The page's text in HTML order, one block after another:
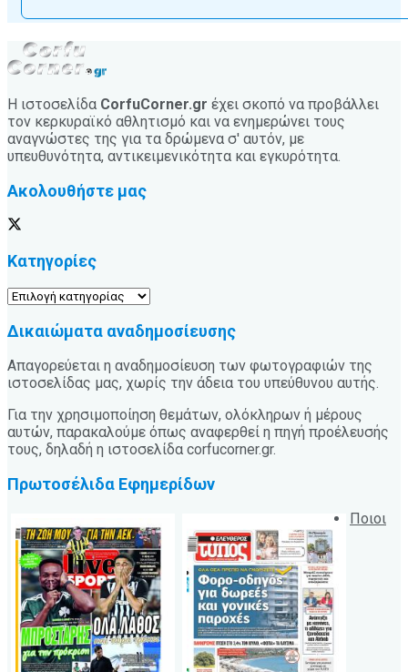
Η ιστοσελίδα CorfuCorner.gr έχει σκοπό να προβάλλει
τον κερκυραϊκό αθλητισμό και να ενημερώνει τους
αναγνώστες της για τα δρώμενα σ' αυτόν, με
υπευθυνότητα, αντικειμενικότητα και εγκυρότητα.
Ακολουθήστε μας
Κατηγορίες
Κατηγορίες
Δικαιώματα αναδημοσίευσης
Απαγορεύεται η αναδημοσίευση των φωτογραφιών της
ιστοσελίδας μας, χωρίς την άδεια του υπεύθυνου αυτής.
Για την χρησιμοποίηση θεμάτων, ολόκληρων ή μέρους
αυτών, παρακαλούμε όπως αναφερθεί η πηγή προέλευσής
τους, δηλαδή η ιστοσελίδα corfucorner.gr.
Πρωτοσέλιδα Εφημερίδων
Ποιοι